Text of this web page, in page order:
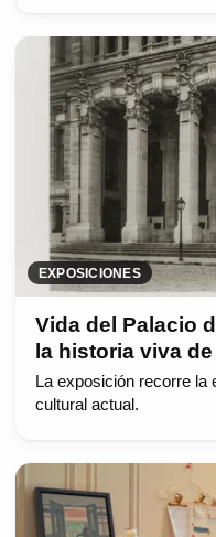
EXPOSICIONES
Vida del Palacio
la historia viva
La exposición recorre la
cultural actual.